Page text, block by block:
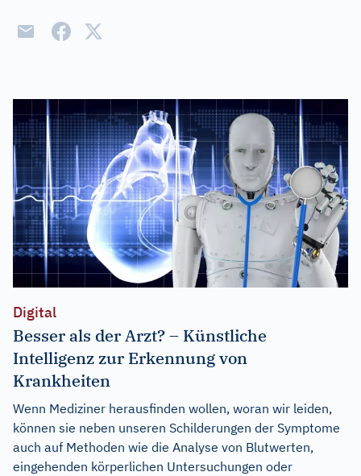
Digital
Besser als der Arzt? – Künstliche
Intelligenz zur Erkennung von
Krankheiten
Wenn Mediziner herausfinden wollen, woran wir leiden,
können sie neben unseren Schilderungen der Symptome
auch auf Methoden wie die Analyse von Blutwerten,
eingehenden körperlichen Untersuchungen oder